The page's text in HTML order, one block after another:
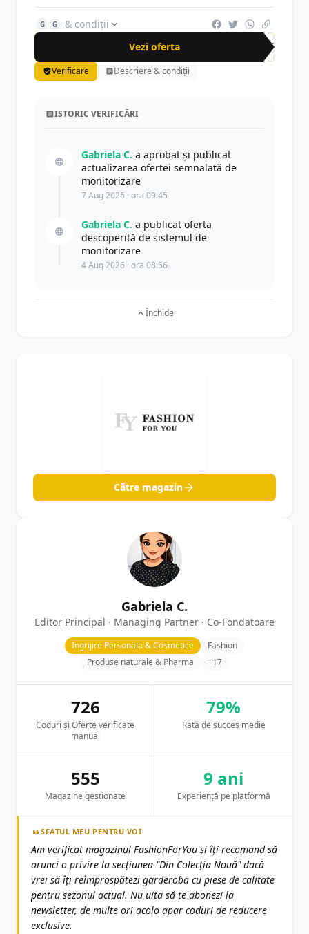
G G
& condiții
Vezi oferta
-46%
Verificare Descriere & condiții
ISTORIC VERIFICĂRI
Gabriela C. a aprobat și publicat
actualizarea ofertei semnalată de
monitorizare
7 Aug 2026 · ora 09:45
Gabriela C. a publicat oferta
descoperită de sistemul de
monitorizare
4 Aug 2026 · ora 08:56
Închide
Către magazin
Gabriela C.
Editor Principal · Managing Partner · Co-Fondatoare
Ingrijire Personala & Cosmetice
Fashion
Produse naturale & Pharma
+17
726
Coduri și Oferte verificate
manual
79%
Rată de succes medie
555
Magazine gestionate
9 ani
Experiență pe platformă
SFATUL MEU PENTRU VOI
Am verificat magazinul FashionForYou și îți recomand să
arunci o privire la secțiunea "Din Colecția Nouă" dacă
vrei să îți reîmprospătezi garderoba cu piese de calitate
pentru sezonul actual. Nu uita să te abonezi la
newsletter, de multe ori acolo apar coduri de reducere
exclusive.